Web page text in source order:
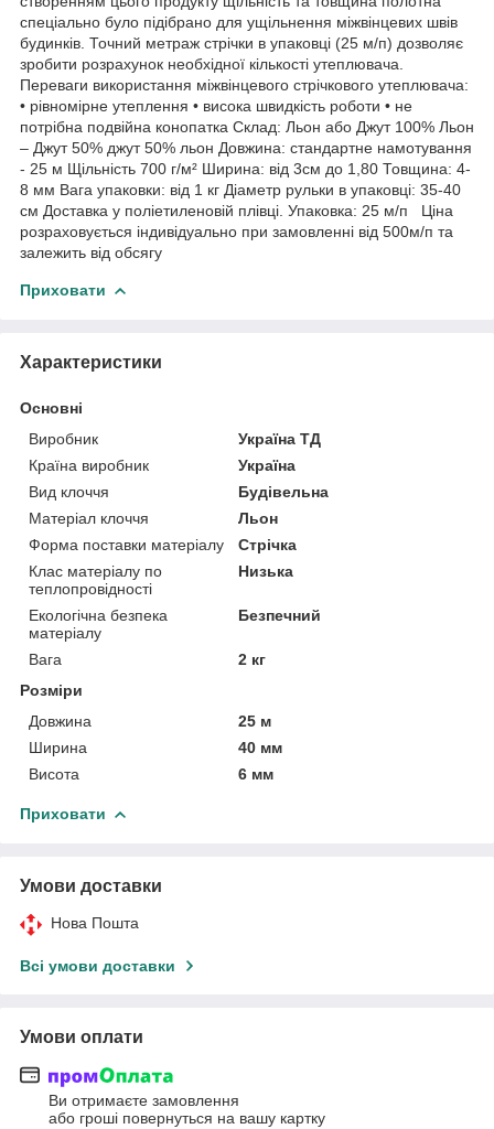
спеціально було підібрано для ущільнення міжвінцевих швів
будинків. Точний метраж стрічки в упаковці (25 м/п) дозволяє
зробити розрахунок необхідної кількості утеплювача.
Переваги використання міжвінцевого стрічкового утеплювача:
• рівномірне утеплення • висока швидкість роботи • не
потрібна подвійна конопатка Склад: Льон або Джут 100% Льон
– Джут 50% джут 50% льон Довжина: стандартне намотування
- 25 м Щільність 700 г/м² Ширина: від 3см до 1,80 Товщина: 4-
8 мм Вага упаковки: від 1 кг Діаметр рульки в упаковці: 35-40
см Доставка у поліетиленовій плівці. Упаковка: 25 м/п Ціна
розраховується індивідуально при замовленні від 500м/п та
залежить від обсягу
Приховати
Характеристики
Основні
Виробник
Україна ТД
Країна виробник
Україна
Вид клоччя
Будівельна
Матеріал клоччя
Льон
Форма поставки матеріалу
Стрічка
Клас матеріалу по
теплопровідності
Низька
Екологічна безпека
матеріалу
Безпечний
Вага
2 кг
Розміри
Довжина
25 м
Ширина
40 мм
Висота
6 мм
Приховати
Умови доставки
Нова Пошта
Всі умови доставки
Умови оплати
Ви отримаєте замовлення
або гроші повернуться на вашу картку